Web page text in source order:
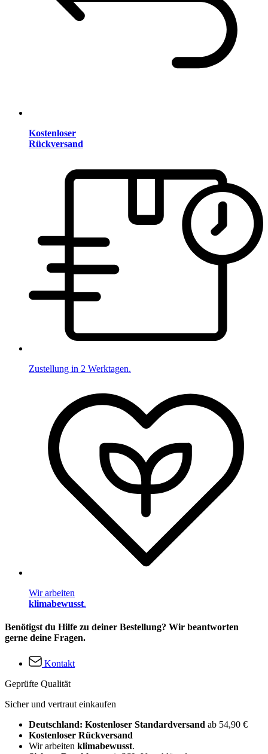
Kostenloser
Rückversand
Zustellung in 2 Werktagen.
Wir arbeiten
klimabewusst.
Benötigst du Hilfe zu deiner Bestellung? Wir beantworten
gerne deine Fragen.
Kontakt
Geprüfte Qualität
Sicher und vertraut einkaufen
Deutschland: Kostenloser Standardversand ab 54,90 €
Kostenloser Rückversand
Wir arbeiten klimabewusst.